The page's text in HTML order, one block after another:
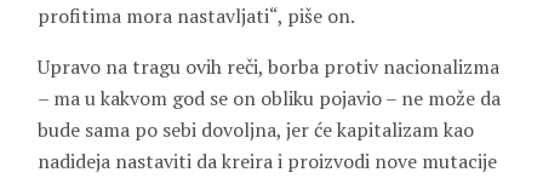
profitima mora nastavljati“, piše on.
Upravo na tragu ovih reči, borba protiv nacionalizma
– ma u kakvom god se on obliku pojavio – ne može da
bude sama po sebi dovoljna, jer će kapitalizam kao
nadideja nastaviti da kreira i proizvodi nove mutacije